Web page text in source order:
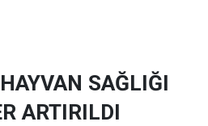
SAĞLIĞI
ARTIRILDI